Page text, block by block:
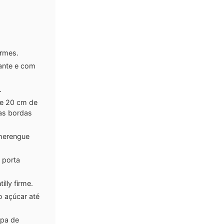
e com
20 cm de
bordas
porta
firme.
açúcar até
de